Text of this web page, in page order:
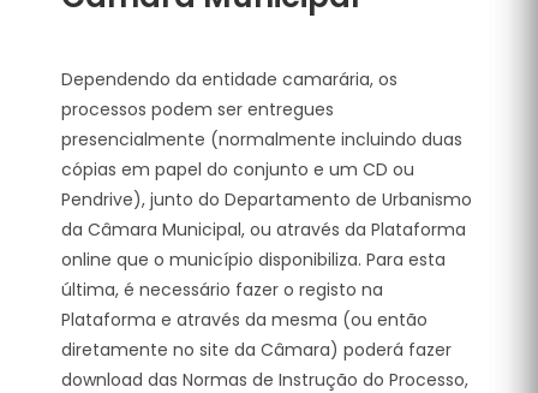
Dependendo da entidade camarária, os
processos podem ser entregues
presencialmente (normalmente incluindo duas
cópias em papel do conjunto e um CD ou
Pendrive), junto do Departamento de Urbanismo
da Câmara Municipal, ou através da Plataforma
online que o município disponibiliza. Para esta
última, é necessário fazer o registo na
Plataforma e através da mesma (ou então
diretamente no site da Câmara) poderá fazer
download das Normas de Instrução do Processo,